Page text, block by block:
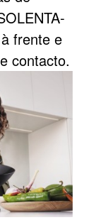
frente e
contacto.